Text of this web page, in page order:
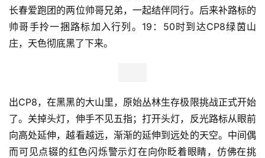
长春爱跑团的两位帅哥兄弟，一起结伴同行。后来补路标的
帅哥手拎一捆路标加入行列。19：50时到达CP8绿茵山
庄，天色彻底黑了下来。
出CP8，在黑黑的大山里，原始丛林生存极限挑战正式开始
了。关掉头灯，伸手不见五指；打开头灯，反光路标从眼前
向高处延伸，越看越远，渐渐的延伸到远处的天空。中间偶
而可见点辍的红色闪烁警示灯在向你眨着眼睛，仿佛在挑